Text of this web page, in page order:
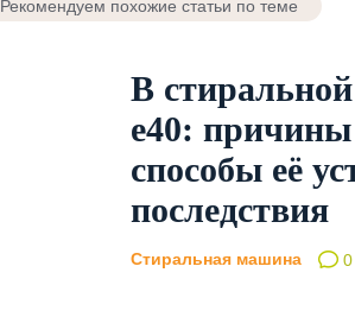
Рекомендуем похожие статьи по теме
В
e40:
способы её
последствия
Стиральная машина